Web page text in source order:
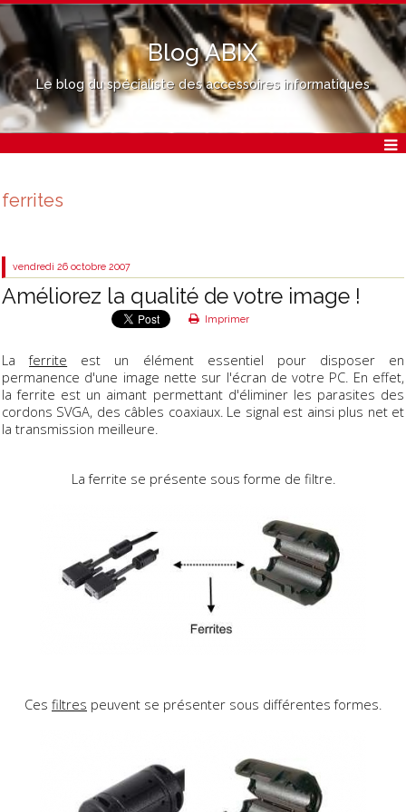
Blog ABIX
Le blog du spécialiste des accessoires informatiques
ferrites
vendredi 26 octobre 2007
Améliorez la qualité de votre image !
Imprimer
Laferrite est un élément essentiel pour disposer en
permanence d'une image nette sur l'écran de votre PC. En effet,
la ferrite est un aimant permettant d'éliminer les parasites des
cordons SVGA, des câbles coaxiaux. Le signal est ainsi plus net et
la transmission meilleure.
La ferrite se présente sous forme de filtre.
Ces filtres peuvent se présenter sous différentes formes.